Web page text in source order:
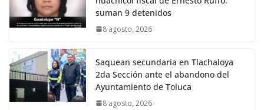
suman 9 detenidos
8 agosto, 2026
Saquean secundaria en Tlachaloya
2da Sección ante el abandono del
Ayuntamiento de Toluca
8 agosto, 2026